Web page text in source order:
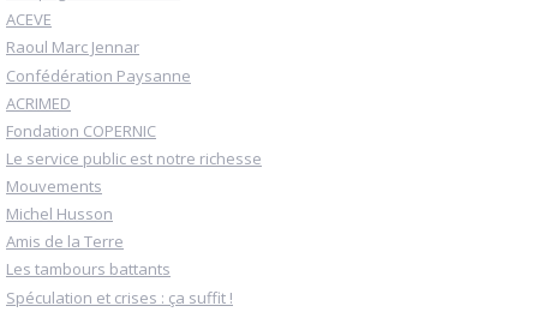
ACEVE
Raoul Marc Jennar
Confédération Paysanne
ACRIMED
Fondation COPERNIC
Le service public est notre richesse
Mouvements
Michel Husson
Amis de la Terre
Les tambours battants
Spéculation et crises : ça suffit !